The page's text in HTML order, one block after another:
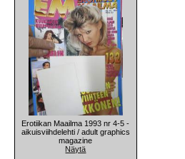
Erotiikan Maailma 1993 nr 4-5 -
aikuisviihdelehti / adult graphics
magazine
Näytä